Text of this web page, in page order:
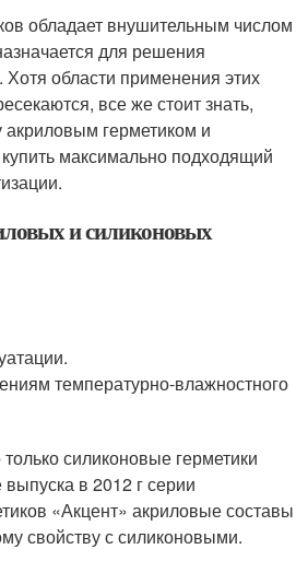
обладает внушительным числом
для решения
области применения этих
все же стоит знать,
герметиком и
максимально подходящий
и силиконовых
температурно-влажностного
силиконовые герметики
в 2012 г серии
«Акцент» акриловые составы
свойству с силиконовыми.